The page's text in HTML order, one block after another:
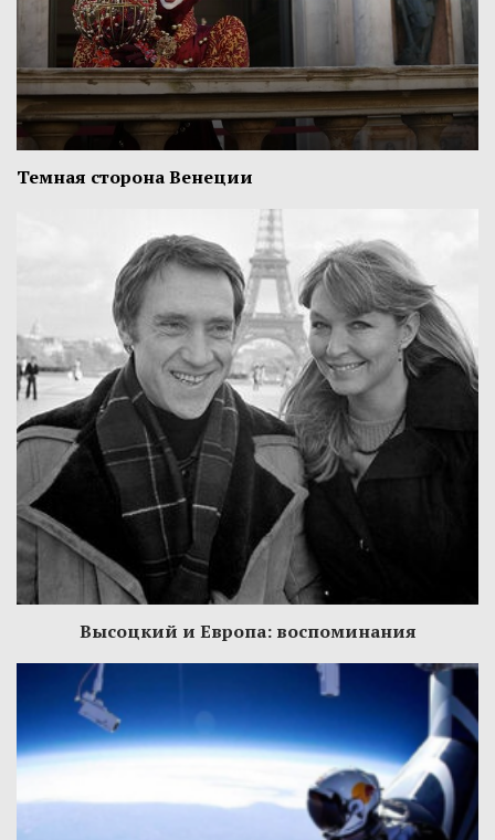
Темная сторона Венеции
Высоцкий и Европа: воспоминания